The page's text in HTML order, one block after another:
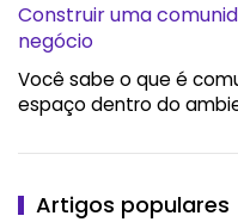
Construir uma
negócio
Você sabe o que é
espaço dentro do
Artigos populares